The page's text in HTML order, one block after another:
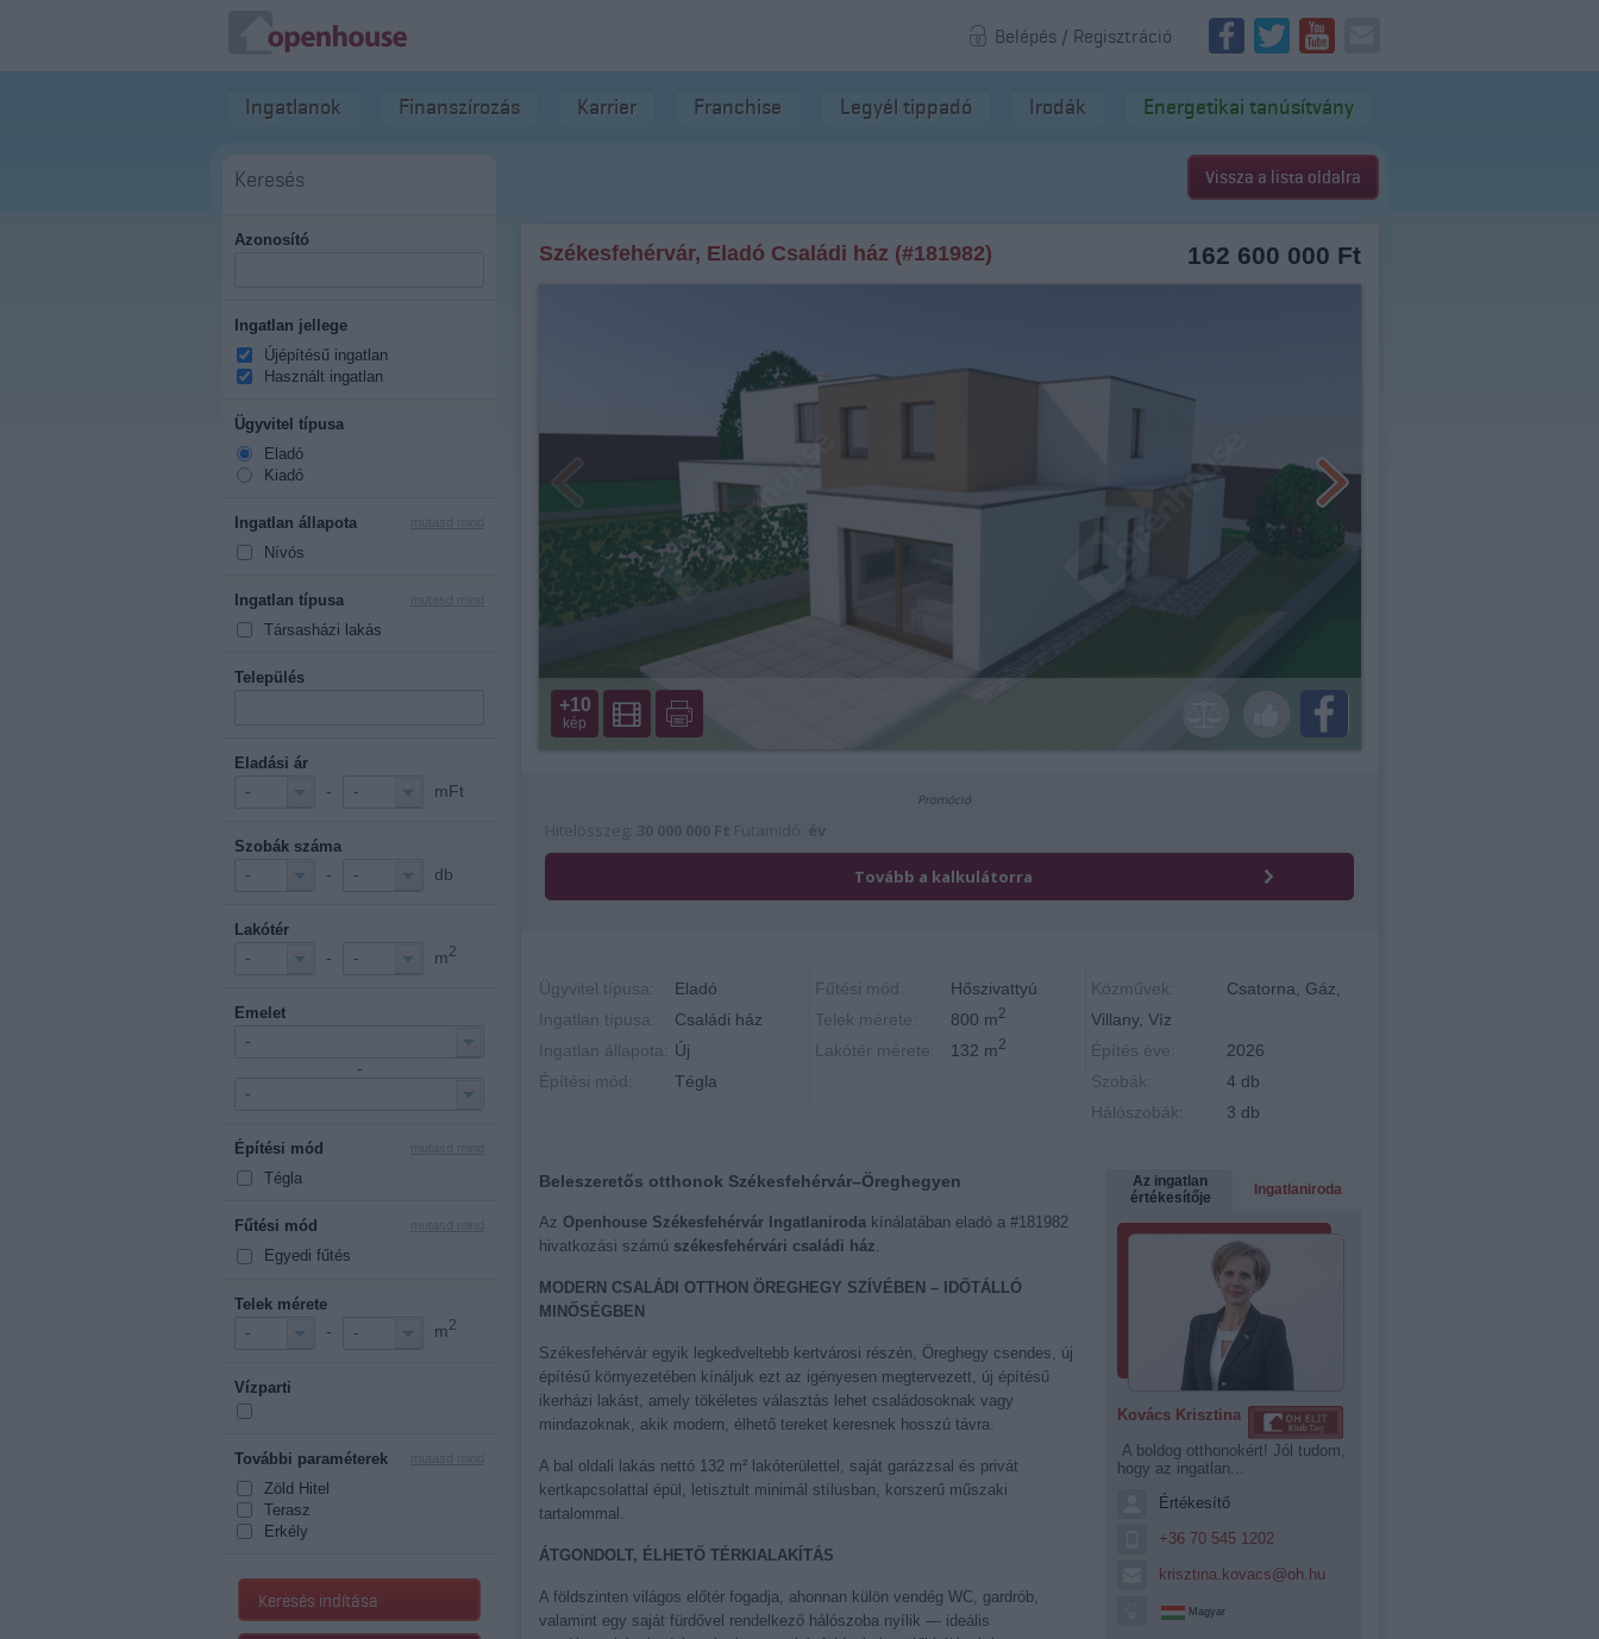
Belépés / Regisztráció
Ingatlanok Finanszírozás Karrier Franchise Legyél tippadó Irodák Energetikai tanúsítvány
Keresés
Azonosító
Ingatlan jellege
Újépítésű ingatlan
Használt ingatlan
Ügyvitel típusa
Eladó
Kiadó
Ingatlan állapota
Nívós
Ingatlan típusa
Társasházi lakás
Település
Eladási ár
- - - mFt
Szobák száma
- - - db
Lakótér
- - - m2
Emelet
-
-
-
Építési mód
Tégla
Fűtési mód
Egyedi fűtés
Telek mérete
- - - m2
Vízparti
További paraméterek
Zöld Hitel
Terasz
Erkély
Keresés indítása
Vissza a lista oldalra
162 600 000 Ft
Székesfehérvár, Eladó Családi ház (#181982)
+10
kép
Ügyvitel típusa:
Eladó
Ingatlan típusa:
Családi ház
Ingatlan állapota:
Új
Építési mód:
Tégla
Fűtési mód:
Hőszivattyú
Telek mérete:
800 m2
Lakótér mérete: 132 m2
Közművek:
Csatorna, Gáz,
Villany, Víz
Építés éve:
2026
Szobák:
4 db
Hálószobák:
3 db
Beleszeretős otthonok Székesfehérvár–Öreghegyen
Az Openhouse Székesfehérvár Ingatlaniroda kínálatában eladó a #181982
hivatkozási számú székesfehérvári családi ház
MODERN CSALÁDI OTTHON ÖREGHEGY SZÍVÉBEN – IDŐTÁLLÓ
MINŐSÉGBEN
Székesfehérvár egyik legkedveltebb kertvárosi részén, Öreghegy csendes, új
építésű környezetében kínáljuk ezt az igényesen megtervezett, új építésű
ikerházi lakást, amely tökéletes választás lehet családosoknak vagy
mindazoknak, akik modern, élhető tereket keresnek hosszú távra.
A bal oldali lakás nettó 132 m² lakóterülettel, saját garázzsal és privát
kertkapcsolattal épül, letisztult minimál stílusban, korszerű műszaki
tartalommal.
ÁTGONDOLT, ÉLHETŐ TÉRKIALAKÍTÁS
A földszinten világos előtér fogadja, ahonnan külön vendég WC, gardrób,
valamint egy saját fürdővel rendelkező hálószoba nyílik — ideális
Az ingatlan
értékesítője
Ingatlaniroda
Kovács Krisztina
A boldog otthonokért! Jól tudom,
hogy az ingatlan...
Értékesítő
+36 70 545 1202
krisztina.kovacs@oh.hu
Magyar